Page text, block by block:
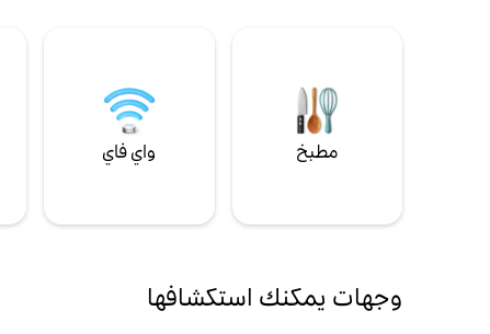
مطبخ واي فاي
وجهات يمكنك استكشافها